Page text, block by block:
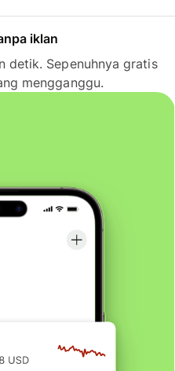
iklan
detik. Sepenuhnya gratis
mengganggu.